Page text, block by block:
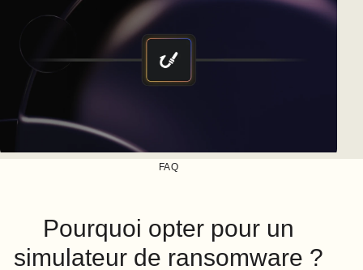
FAQ
Pourquoi opter pour un
simulateur de ransomware ?